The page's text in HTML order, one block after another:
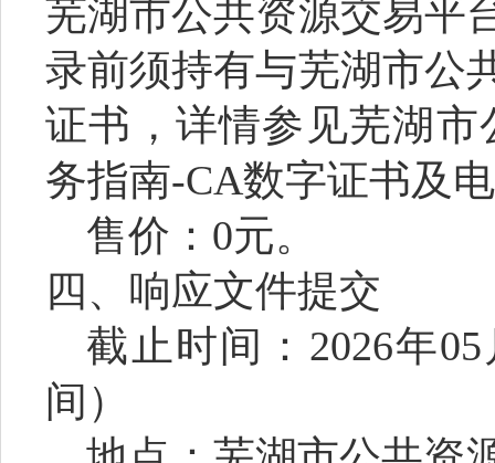
芜湖市公共资源交易平
录前须持有与芜湖市公
证书 ， 详情参见芜湖
务指南-CA数字证书及
售价： 0元。
四、响应文件提交
截止时间： 2026年05
间）